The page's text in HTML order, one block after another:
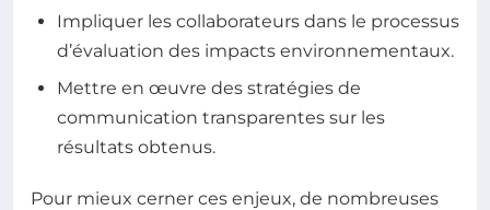
Impliquer les collaborateurs dans le processus
d’évaluation des impacts environnementaux.
Mettre en œuvre des stratégies de
communication transparentes sur les
résultats obtenus.
Pour mieux cerner ces enjeux, de nombreuses